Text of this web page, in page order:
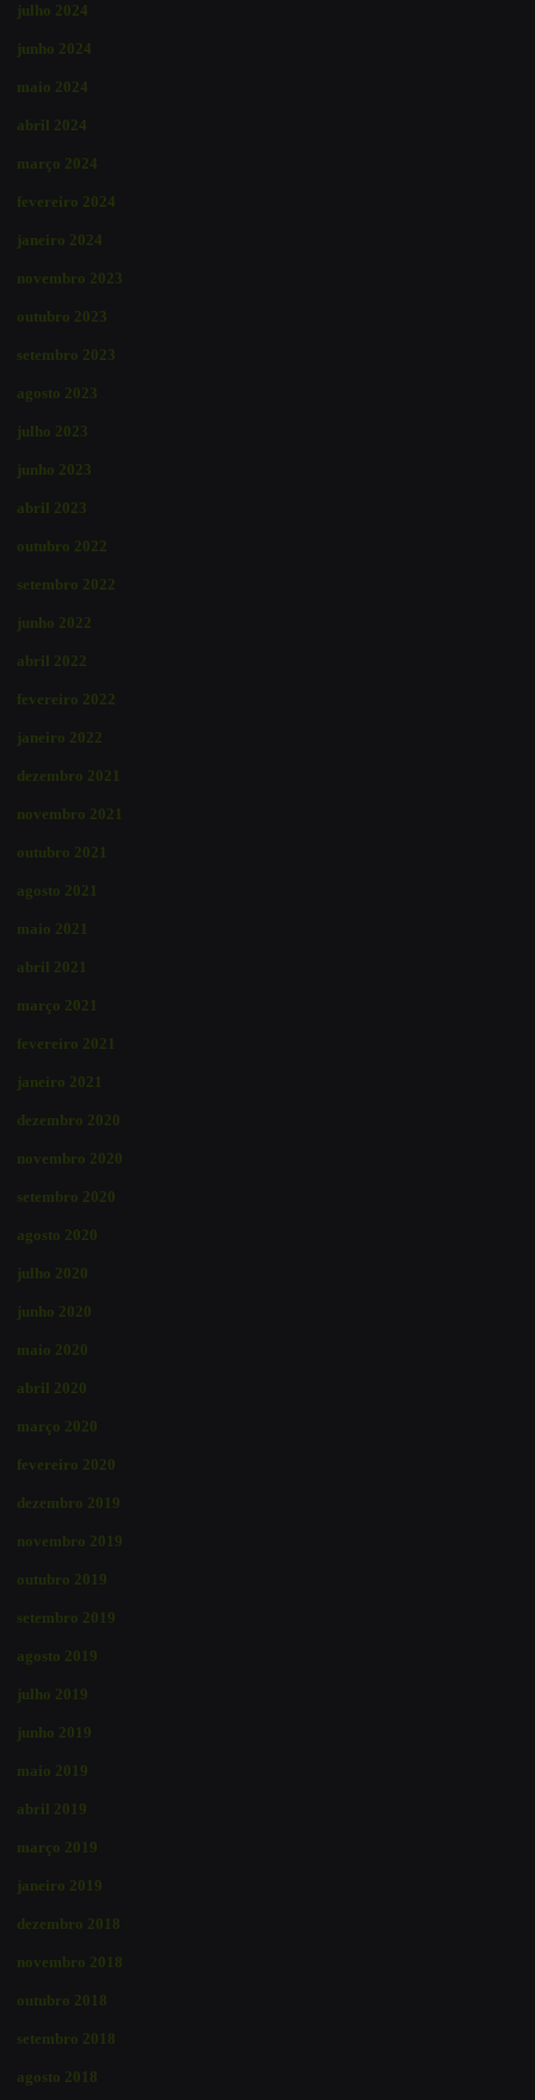
julho 2024
junho 2024
maio 2024
abril 2024
março 2024
fevereiro 2024
janeiro 2024
novembro 2023
outubro 2023
setembro 2023
agosto 2023
julho 2023
junho 2023
abril 2023
outubro 2022
setembro 2022
junho 2022
abril 2022
fevereiro 2022
janeiro 2022
dezembro 2021
novembro 2021
outubro 2021
agosto 2021
maio 2021
abril 2021
março 2021
fevereiro 2021
janeiro 2021
dezembro 2020
novembro 2020
setembro 2020
agosto 2020
julho 2020
junho 2020
maio 2020
abril 2020
março 2020
fevereiro 2020
dezembro 2019
novembro 2019
outubro 2019
setembro 2019
agosto 2019
julho 2019
junho 2019
maio 2019
abril 2019
março 2019
janeiro 2019
dezembro 2018
novembro 2018
outubro 2018
setembro 2018
agosto 2018